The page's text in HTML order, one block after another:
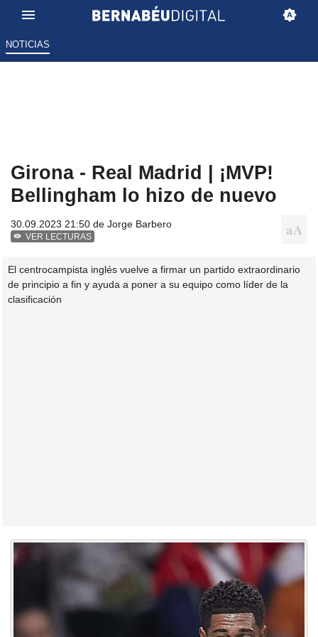
NOTICIAS
Girona - Real Madrid | ¡MVP!
Bellingham lo hizo de nuevo
30.09.2023 21:50 de Jorge Barbero
VER LECTURAS
El centrocampista inglés vuelve a firmar un partido extraordinario
de principio a fin y ayuda a poner a su equipo como líder de la
clasificación